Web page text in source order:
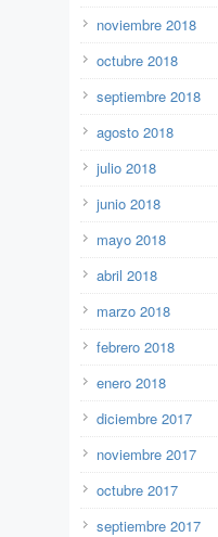
noviembre 2018
octubre 2018
septiembre 2018
agosto 2018
julio 2018
junio 2018
mayo 2018
abril 2018
marzo 2018
febrero 2018
enero 2018
diciembre 2017
noviembre 2017
octubre 2017
septiembre 2017